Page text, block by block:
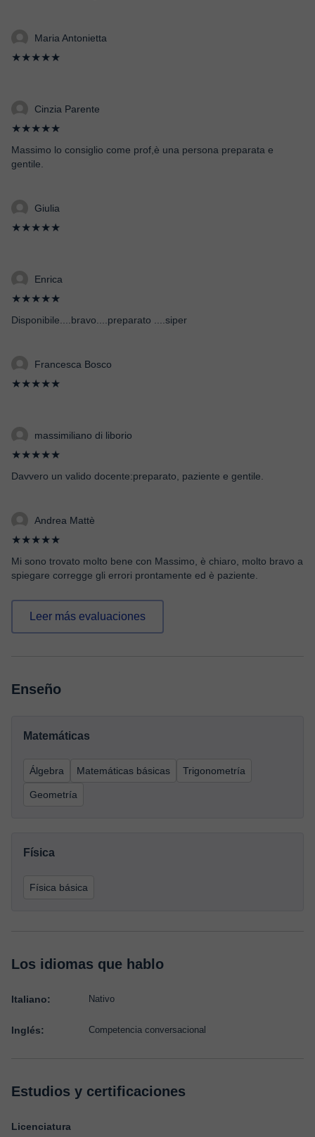
Maria Antonietta
★★★★★
Cinzia Parente
★★★★★
Massimo lo consiglio come prof,è una persona preparata e
gentile.
Giulia
★★★★★
Enrica
★★★★★
Disponibile....bravo....preparato ....siper
Francesca Bosco
★★★★★
massimiliano di liborio
★★★★★
Davvero un valido docente:preparato, paziente e gentile.
Andrea Mattè
★★★★★
Mi sono trovato molto bene con Massimo, è chiaro, molto bravo a
spiegare corregge gli errori prontamente ed è paziente.
Leer más evaluaciones
Enseño
Matemáticas
Álgebra Matemáticas básicas Trigonometría
Geometría
Física
Física básica
Los idiomas que hablo
Italiano: Nativo
Inglés: Competencia conversacional
Estudios y certificaciones
Licenciatura